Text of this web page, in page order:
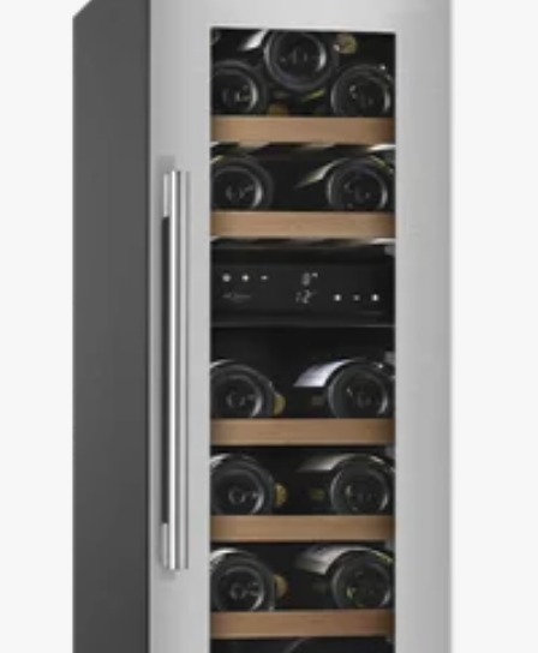
Marken wie mQuvée bieten sogar Modelle an, die individuell an Ihre
Küche angepasst werden können – sei es mit einer Farbe Ihrer Wahl oder
mit einem passenden Küchenpanel für eine harmonische Optik.